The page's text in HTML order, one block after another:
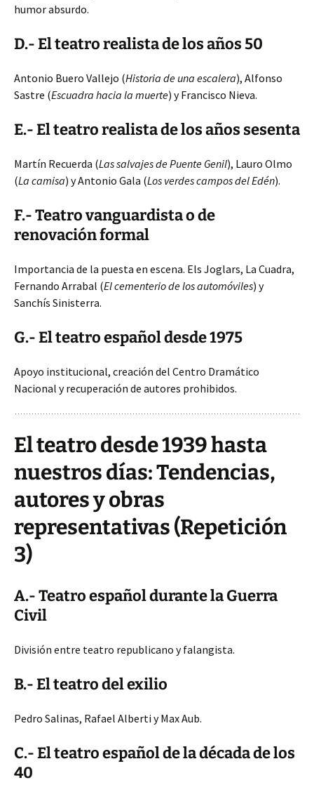
humor absurdo.
D.- El teatro realista de los años 50
Antonio Buero Vallejo (Historia de una escalera), Alfonso
Sastre (Escuadra hacia la muerte) y Francisco Nieva.
E.- El teatro realista de los años sesenta
Martín Recuerda (Las salvajes de Puente Genil), Lauro Olmo
(La camisa) y Antonio Gala (Los verdes campos del Edén).
F.- Teatro vanguardista o de
renovación formal
Importancia de la puesta en escena. Els Joglars, La Cuadra,
Fernando Arrabal (El cementerio de los automóviles) y
Sanchís Sinisterra.
G.- El teatro español desde 1975
Apoyo institucional, creación del Centro Dramático
Nacional y recuperación de autores prohibidos.
El teatro desde 1939 hasta
nuestros días: Tendencias,
autores y obras
representativas (Repetición
3)
A.- Teatro español durante la Guerra
Civil
División entre teatro republicano y falangista.
B.- El teatro del exilio
Pedro Salinas, Rafael Alberti y Max Aub.
C.- El teatro español de la década de los
40